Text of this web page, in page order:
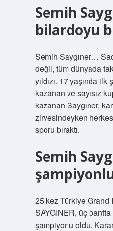
Semih
bilardoyu
Semih Saygıner…
değil, tüm dünyada
yıldızı. 17 yaşında
kazanan ve sayısız
kazanan Saygıner,
zirvesindeyken
sporu bıraktı.
Semih
25 kez Türkiye Grand
SAYGINER, üç
şampiyonu oldu.